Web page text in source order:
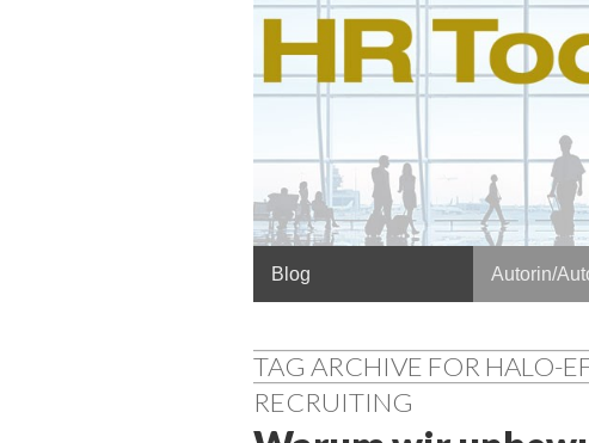
Hauptmenü
Blog Autorin/
TAG ARCHIVE FOR HALO-
RECRUITING